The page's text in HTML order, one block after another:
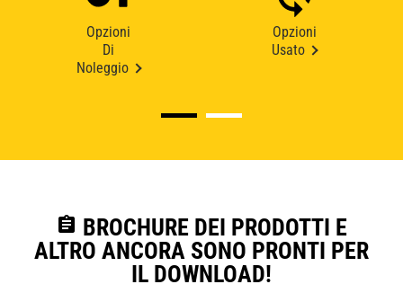
Opzioni
Di
Noleggio
Opzioni
Usato
assignment BROCHURE DEI PRODOTTI E
ALTRO ANCORA SONO PRONTI PER
IL DOWNLOAD!